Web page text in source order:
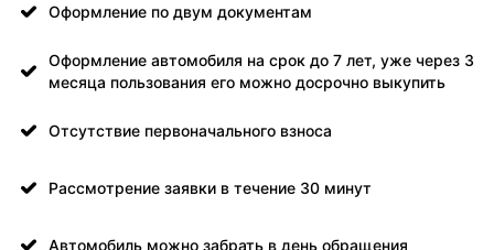
Оформление по двум документам
Оформление автомобиля на срок до 7 лет, уже через 3
месяца пользования его можно досрочно выкупить
Отсутствие первоначального взноса
Рассмотрение заявки в течение 30 минут
Автомобиль можно забрать в день обращения